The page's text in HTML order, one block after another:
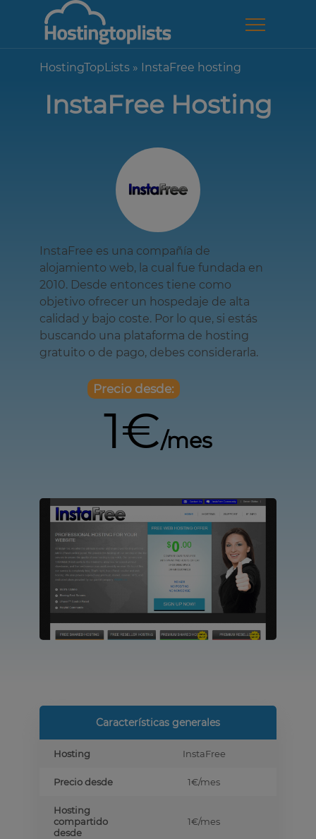
HostingTopLists » InstaFree hosting
InstaFree Hosting
InstaFree es una compañía de
alojamiento web, la cual fue fundada en
2010. Desde entonces tiene como
objetivo ofrecer un hospedaje de alta
calidad y bajo coste. Por lo que, si estás
buscando una plataforma de hosting
gratuito o de pago, debes considerarla.
Precio desde:
1€/mes
Características generales
Hosting InstaFree
Precio desde 1€/mes
Hosting
compartido
desde
1€/mes